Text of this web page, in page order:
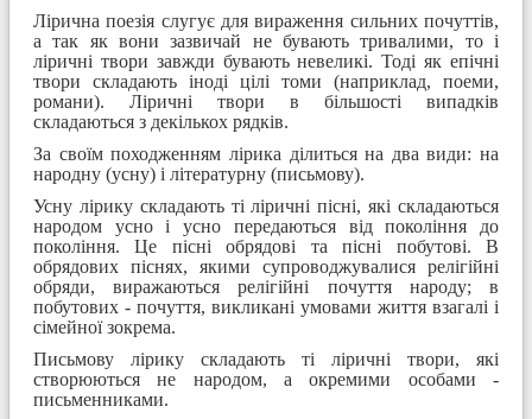
Лірична поезія слугує для вираження сильних почуттів,
а так як вони зазвичай не бувають тривалими, то і
ліричні твори завжди бувають невеликі. Тоді як епічні
твори складають іноді цілі томи (наприклад, поеми,
романи). Ліричні твори в більшості випадків
складаються з декількох рядків.
За своїм походженням лірика ділиться на два види: на
народну (усну) і літературну (письмову).
Усну лірику складають ті ліричні пісні, які складаються
народом усно і усно передаються від покоління до
покоління. Це пісні обрядові та пісні побутові. В
обрядових піснях, якими супроводжувалися релігійні
обряди, виражаються релігійні почуття народу; в
побутових - почуття, викликані умовами життя взагалі і
сімейної зокрема.
Письмову лірику складають ті ліричні твори, які
створюються не народом, а окремими особами -
письменниками.